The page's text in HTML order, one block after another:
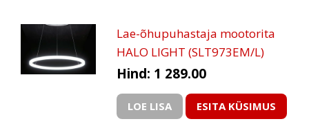
Lae-õhupuhastaja mootorita
HALO LIGHT (SLT973EM/L)
Hind: 1 289.00
LOE LISA ESITA KÜSIMUS